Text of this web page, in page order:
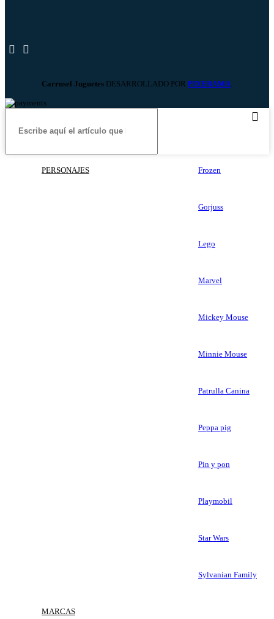
Carrusel Juguetes DESARROLLADO POR PIXERAMA
PERSONAJES Frozen
Gorjuss
Lego
Marvel
Mickey Mouse
Minnie Mouse
Patrulla Canina
Peppa pig
Pin y pon
Playmobil
Star Wars
Sylvanian Family
MARCAS